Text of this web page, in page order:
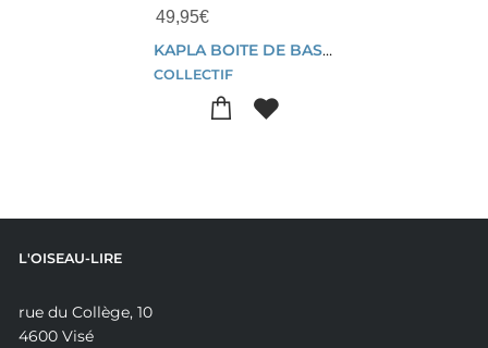
49,95€
KAPLA BOITE DE BASE 200 PCS
COLLECTIF
L'OISEAU-LIRE
rue du Collège, 10
4600 Visé